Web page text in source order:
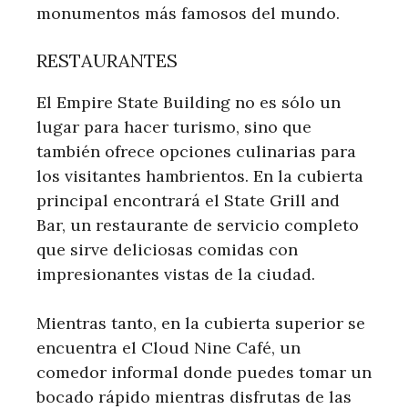
monumentos más famosos del mundo.
RESTAURANTES
El Empire State Building no es sólo un
lugar para hacer turismo, sino que
también ofrece opciones culinarias para
los visitantes hambrientos. En la cubierta
principal encontrará el State Grill and
Bar, un restaurante de servicio completo
que sirve deliciosas comidas con
impresionantes vistas de la ciudad.
Mientras tanto, en la cubierta superior se
encuentra el Cloud Nine Café, un
comedor informal donde puedes tomar un
bocado rápido mientras disfrutas de las